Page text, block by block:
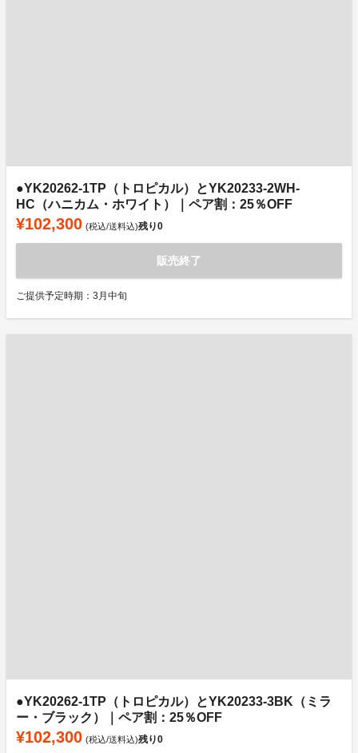
●YK20262-1TP（トロピカル）とYK20233-2WH-
HC（ハニカム・ホワイト）｜ペア割：25％OFF
¥102,300 (税込/送料込)残り0
販売終了
ご提供予定時期：3月中旬
●YK20262-1TP（トロピカル）とYK20233-3BK（ミラ
ー・ブラック）｜ペア割：25％OFF
¥102,300 (税込/送料込)残り0